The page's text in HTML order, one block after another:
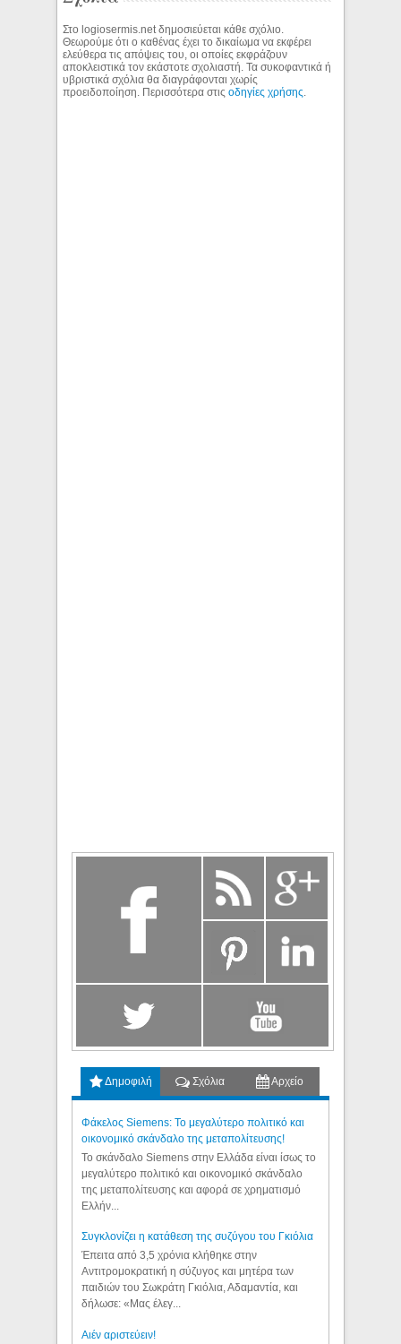
Στο logiosermis.net δημοσιεύεται κάθε σχόλιο.
Θεωρούμε ότι ο καθένας έχει το δικαίωμα να εκφέρει
ελεύθερα τις απόψεις του, οι οποίες εκφράζουν
αποκλειστικά τον εκάστοτε σχολιαστή. Τα συκοφαντικά ή
υβριστικά σχόλια θα διαγράφονται χωρίς
προειδοποίηση. Περισσότερα στιςοδηγίες χρήσης
Δημοφιλή Σχόλια Αρχείο
Φάκελος Siemens: Το μεγαλύτερο πολιτικό και
οικονομικό σκάνδαλο της μεταπολίτευσης!
Το σκάνδαλο Siemens στην Ελλάδα είναι ίσως το
μεγαλύτερο πολιτικό και οικονομικό σκάνδαλο
της μεταπολίτευσης και αφορά σε χρηματισμό
Ελλήν...
Συγκλονίζει η κατάθεση της συζύγου του Γκιόλια
Έπειτα από 3,5 χρόνια κλήθηκε στην
Αντιτρομοκρατική η σύζυγος και μητέρα των
παιδιών του Σωκράτη Γκιόλια, Αδαμαντία, και
δήλωσε: «Μας έλεγ...
Aιέν αριστεύειν!